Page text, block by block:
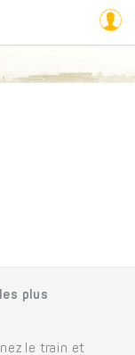
plus
le train et